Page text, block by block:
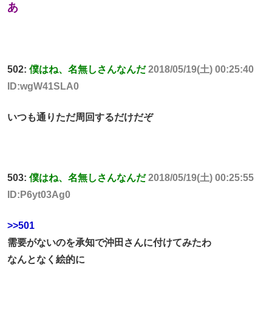
あ
502: 僕はね、名無しさんなんだ 2018/05/19(土) 00:25:40
ID:wgW41SLA0
いつも通りただ周回するだけだぞ
503: 僕はね、名無しさんなんだ 2018/05/19(土) 00:25:55
ID:P6yt03Ag0
>>501
需要がないのを承知で沖田さんに付けてみたわ
なんとなく絵的に